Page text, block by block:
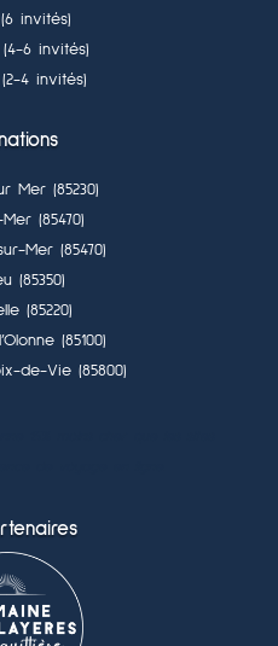
invités)
6 invités)
4 invités)
Mer (85230)
(85470)
Mer (85470)
(85350)
(85220)
(85100)
de-Vie (85800)